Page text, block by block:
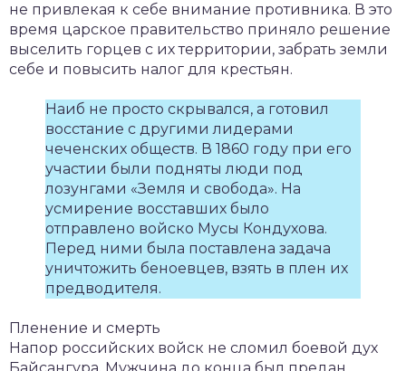
не привлекая к себе внимание противника. В это
время царское правительство приняло решение
выселить горцев с их территории, забрать земли
себе и повысить налог для крестьян.
Наиб не просто скрывался, а готовил
восстание с другими лидерами
чеченских обществ. В 1860 году при его
участии были подняты люди под
лозунгами «Земля и свобода». На
усмирение восставших было
отправлено войско Мусы Кондухова.
Перед ними была поставлена задача
уничтожить беноевцев, взять в плен их
предводителя.
Пленение и смерть
Напор российских войск не сломил боевой дух